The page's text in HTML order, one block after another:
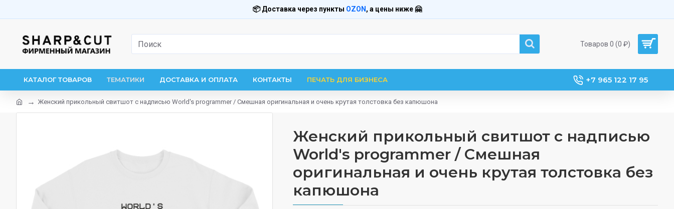
📦 Доставка через пункты OZON , а цены ниже 🤗
Товаров 0 (0 ₽)
КАТАЛОГ ТОВАРОВ ТЕМАТИКИ ДОСТАВКА И ОПЛАТА КОНТАКТЫ ПЕЧАТЬ ДЛЯ БИЗНЕСА +7 965 122 17 95
Женский прикольный свитшот с надписью World's programmer / Смешная оригинальная и очень крутая толстовка без капюшона
Женский прикольный свитшот с надписью
World's programmer / Смешная
оригинальная и очень крутая толстовка без
капюшона